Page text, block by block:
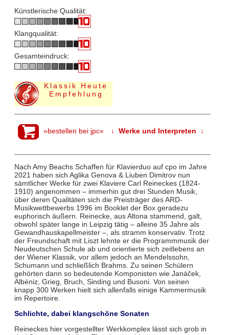
Künstlerische Qualität:
Klangqualität:
Gesamteindruck:
Klassik Heute
Empfehlung
»bestellen bei jpc« ↓ Werke und Interpreten ↓
Nach Amy Beachs Schaffen für Klavierduo auf cpo im Jahre
2021 haben sich Aglika Genova & Liuben Dimitrov nun
sämtlicher Werke für zwei Klaviere Carl Reineckes (1824-
1910) angenommen – immerhin gut drei Stunden Musik,
über deren Qualitäten sich die Preisträger des ARD-
Musikwettbewerbs 1996 im Booklet der Box geradezu
euphorisch äußern. Reinecke, aus Altona stammend, galt,
obwohl später lange in Leipzig tätig – alleine 35 Jahre als
Gewandhauskapellmeister –, als stramm konservativ. Trotz
der Freundschaft mit Liszt lehnte er die Programmmusik der
Neudeutschen Schule ab und orientierte sich zeitlebens an
der Wiener Klassik, vor allem jedoch an Mendelssohn,
Schumann und schließlich Brahms. Zu seinen Schülern
gehörten dann so bedeutende Komponisten wie Janáček,
Albéniz, Grieg, Bruch, Sinding und Busoni. Von seinen
knapp 300 Werken hielt sich allenfalls einige Kammermusik
im Repertoire.
Schlichte, dabei klangschöne Sonaten
Reineckes hier vorgestellter Werkkomplex lässt sich grob in